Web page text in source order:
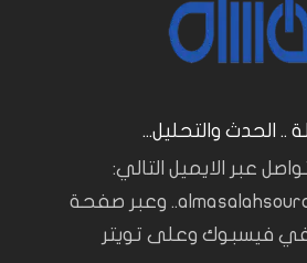
.. الحدث والتحليل...
عبر الايميل التالي:
almasalahsources@gmail.com.. وعبر صفحة
في فيسبوك وعلى تويتر